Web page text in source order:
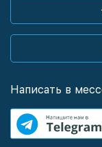
Написать в